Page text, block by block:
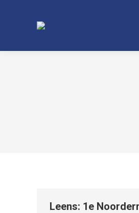
Leens: 1e